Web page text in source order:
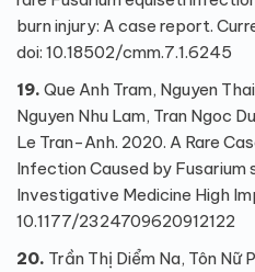
burn injury: A case report.
doi: 10.18502/cmm.7.1.6245
19. Que Anh Tram, Nguyen
Nguyen Nhu Lam, Tran Ngoc
Le Tran-Anh. 2020. A Rare
Infection Caused by Fusarium
Investigative Medicine High
10.1177/2324709620912122
20. Trần Thị Diểm Na, Tôn Nữ